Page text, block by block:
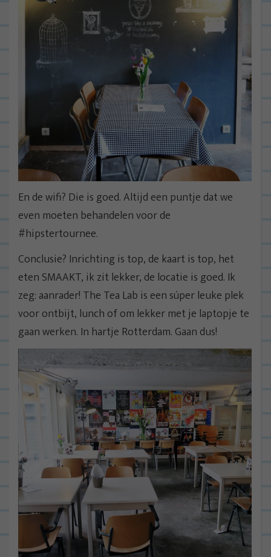
En de wifi? Die is goed. Altijd een puntje dat we
even moeten behandelen voor de
#hipstertournee.
Conclusie? Inrichting is top, de kaart is top, het
eten SMAAKT, ik zit lekker, de locatie is goed. Ik
zeg: aanrader! The Tea Lab is een súper leuke plek
voor ontbijt, lunch of om lekker met je laptopje te
gaan werken. In hartje Rotterdam. Gaan dus!